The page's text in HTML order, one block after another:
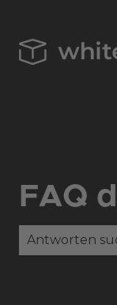
FAQ